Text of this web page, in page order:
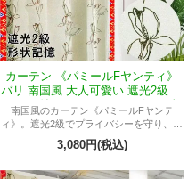
カーテン 《パミールFヤンティ》
バリ 南国風 大人可愛い 遮光2級 バ
ランス付きフラット アイボリー色
サイアムチューリップ柄
南国風のカーテン《パミールFヤンテ
ィ》。遮光2級でプライバシーを守り、常
に美しい形をキープ。バリ島のデザイン
が特徴。
3,080円(税込)